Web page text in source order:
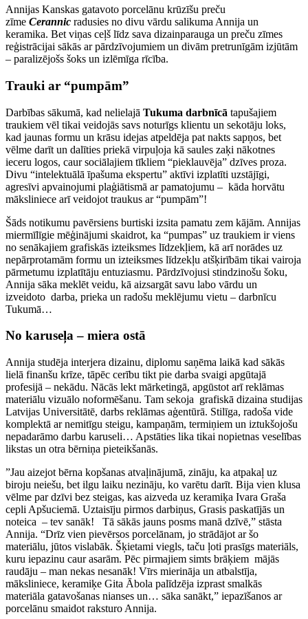
Annijas Kanskas gatavoto porcelānu krūzīšu preču
zīme Cerannic radusies no divu vārdu salikuma Annija un
keramika. Bet viņas ceļš līdz sava dizainparauga un preču zīmes
reģistrācijai sākās ar pārdzīvojumiem un divām pretrunīgām izjūtām
– paralizējošs šoks un izlēmīga rīcība.
Trauki ar “pumpām”
Darbības sākumā, kad nelielajā Tukuma darbnīcā tapušajiem
traukiem vēl tikai veidojās savs noturīgs klientu un sekotāju loks,
kad jaunas formu un krāsu idejas atpeldēja pat nakts sapņos, bet
vēlme darīt un dalīties priekā virpuļoja kā saules zaķi nākotnes
ieceru logos, caur sociālajiem tīkliem “pieklauvēja” dzīves proza.
Divu “intelektuālā īpašuma ekspertu” aktīvi izplatīti uzstājīgi,
agresīvi apvainojumi plaģiātismā ar pamatojumu – kāda horvātu
māksliniece arī veidojot traukus ar “pumpām”!
Šāds notikumu pavērsiens burtiski izsita pamatu zem kājām. Annijas
miermīlīgie mēģinājumi skaidrot, ka “pumpas” uz traukiem ir viens
no senākajiem grafiskās izteiksmes līdzekļiem, kā arī norādes uz
nepārprotamām formu un izteiksmes līdzekļu atšķirībām tikai vairoja
pārmetumu izplatītāju entuziasmu. Pārdzīvojusi stindzinošu šoku,
Annija sāka meklēt veidu, kā aizsargāt savu labo vārdu un
izveidoto darba, prieka un radošu meklējumu vietu – darbnīcu
Tukumā…
No karuseļa – miera ostā
Annija studēja interjera dizainu, diplomu saņēma laikā kad sākās
lielā finanšu krīze, tāpēc cerību tikt pie darba svaigi apgūtajā
profesijā – nekādu. Nācās lekt mārketingā, apgūstot arī reklāmas
materiālu vizuālo noformēšanu. Tam sekoja grafiskā dizaina studijas
Latvijas Universitātē, darbs reklāmas aģentūrā. Stilīga, radoša vide
komplektā ar nemitīgu steigu, kampaņām, termiņiem un iztukšojošu
nepadarāmo darbu karuseli… Apstāties lika tikai nopietnas veselības
likstas un otra bērniņa pieteikšanās.
”Jau aizejot bērna kopšanas atvaļinājumā, zināju, ka atpakaļ uz
biroju neiešu, bet ilgu laiku nezināju, ko varētu darīt. Bija vien klusa
vēlme par dzīvi bez steigas, kas aizveda uz keramiķa Ivara Graša
cepli Apšuciemā. Uztaisīju pirmos darbiņus, Grasis paskatījās un
noteica – tev sanāk! Tā sākās jauns posms manā dzīvē,” stāsta
Annija. “Drīz vien pievērsos porcelānam, jo strādājot ar šo
materiālu, jūtos vislabāk. Šķietami viegls, taču ļoti prasīgs materiāls,
kuru iepazinu caur asarām. Pēc pirmajiem simts brāķiem mājās
raudāju – man nekas nesanāk! Vīrs mierināja un atbalstīja,
māksliniece, keramiķe Gita Ābola palīdzēja izprast smalkās
materiāla gatavošanas nianses un… sāka sanākt,” iepazīšanos ar
porcelānu smaidot raksturo Annija.